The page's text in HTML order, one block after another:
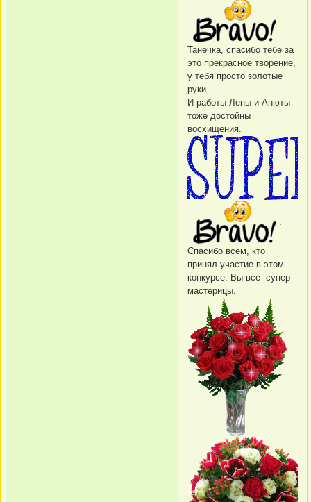
Танечка, спасибо тебе за
это прекрасное творение,
у тебя просто золотые
руки.
И работы Лены и Анюты
тоже достойны
восхищения.
Спасибо всем, кто
принял участие в этом
конкурсе. Вы все -супер-
мастерицы.